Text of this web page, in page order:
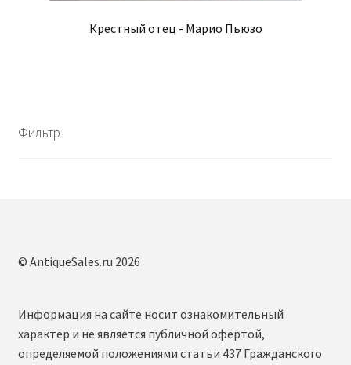
Крестный отец - Марио Пьюзо
Фильтр
© AntiqueSales.ru 2026
Информация на сайте носит ознакомительный
характер и не является публичной офертой,
определяемой положениями статьи 437 Гражданского